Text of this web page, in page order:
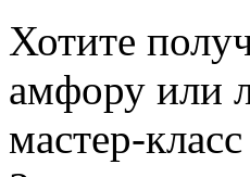
Хотите
амфору или
мастер-